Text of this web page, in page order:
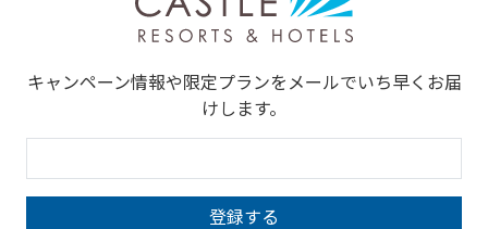
キャンペーン情報や限定プランをメールでいち早くお届
けします。